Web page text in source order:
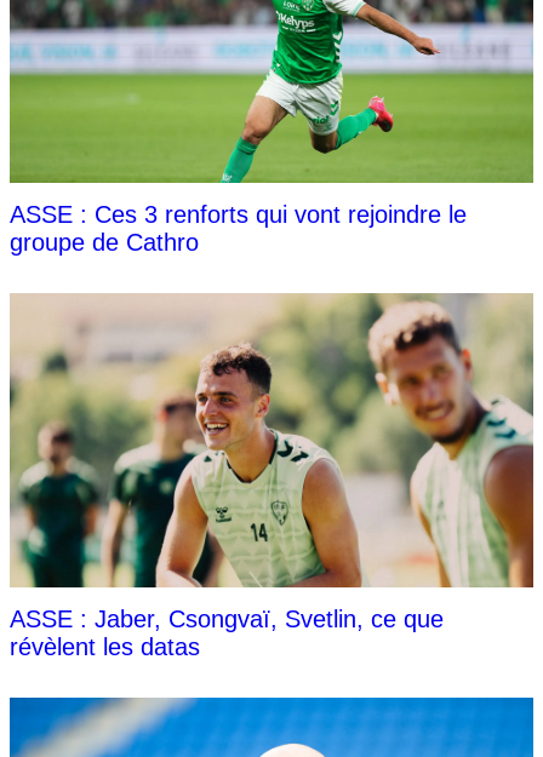
ASSE : Ces 3 renforts qui vont rejoindre le
groupe de Cathro
ASSE : Jaber, Csongvaï, Svetlin, ce que
révèlent les datas